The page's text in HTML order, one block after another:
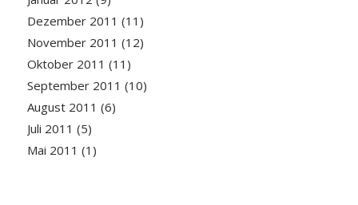
Dezember 2011 (11)
November 2011 (12)
Oktober 2011 (11)
September 2011 (10)
August 2011 (6)
Juli 2011 (5)
Mai 2011 (1)